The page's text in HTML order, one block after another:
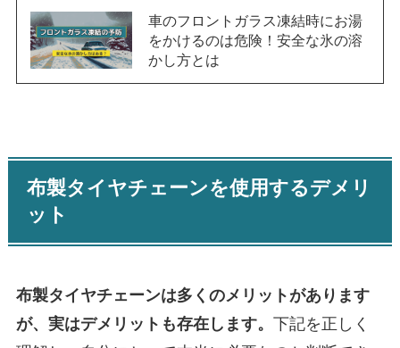
車のフロントガラス凍結時にお湯
をかけるのは危険！安全な氷の溶
かし方とは
布製タイヤチェーンを使用するデメリ
ット
布製タイヤチェーンは多くのメリットがあります
が、実はデメリットも存在します。 下記を正しく